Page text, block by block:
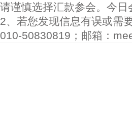
请谨慎选择汇款参会。今
2、若您发现信息有误或需
010-50830819；邮箱：